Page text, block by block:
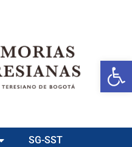
SG-SST